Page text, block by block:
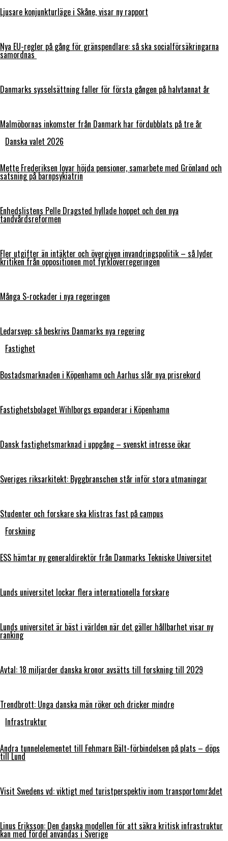
Ljusare konjunkturläge i Skåne, visar ny rapport
Nya EU-regler på gång för gränspendlare: så ska socialförsäkringarna
samordnas
Danmarks sysselsättning faller för första gången på halvtannat år
Malmöbornas inkomster från Danmark har fördubblats på tre år
Danska valet 2026
Mette Frederiksen lovar höjda pensioner, samarbete med Grönland och
satsning på barnpsykiatrin
Enhedslistens Pelle Dragsted hyllade hoppet och den nya
tandvårdsreformen
Fler utgifter än intäkter och övergiven invandringspolitik – så lyder
kritiken från oppositionen mot fyrklöverregeringen
Många S-rockader i nya regeringen
Ledarsvep: så beskrivs Danmarks nya regering
Fastighet
Bostadsmarknaden i Köpenhamn och Aarhus slår nya prisrekord
Fastighetsbolaget Wihlborgs expanderar i Köpenhamn
Dansk fastighetsmarknad i uppgång – svenskt intresse ökar
Sveriges riksarkitekt: Byggbranschen står inför stora utmaningar
Studenter och forskare ska klistras fast på campus
Forskning
ESS hämtar ny generaldirektör från Danmarks Tekniske Universitet
Lunds universitet lockar flera internationella forskare
Lunds universitet är bäst i världen när det gäller hållbarhet visar ny
ranking
Avtal: 18 miljarder danska kronor avsätts till forskning till 2029
Trendbrott: Unga danska män röker och dricker mindre
Infrastruktur
Andra tunnelelementet till Fehmarn Bält-förbindelsen på plats – döps
till Lund
Visit Swedens vd: viktigt med turistperspektiv inom transportområdet
Linus Eriksson: Den danska modellen för att säkra kritisk infrastruktur
kan med fördel användas i Sverige